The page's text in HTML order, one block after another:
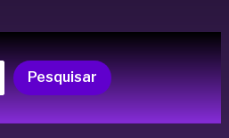
Pesquisar